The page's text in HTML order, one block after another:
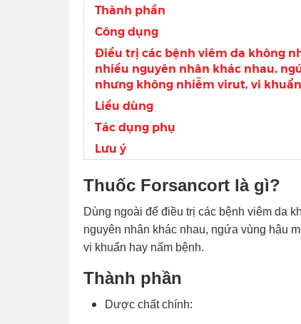
Thành phần
Công dụng
Điều trị các bệnh viêm da không
nhiều nguyên nhân khác nhau,
nhưng không nhiễm virut, vi
Liều dùng
Tác dụng phụ
Lưu ý
Thuốc Forsancort là gì?
Dùng ngoài để điều trị các bệnh viêm da
nguyên nhân khác nhau, ngứa vùng hậu
vi khuẩn hay nấm bệnh.
Thành phần
Dược chất chính: